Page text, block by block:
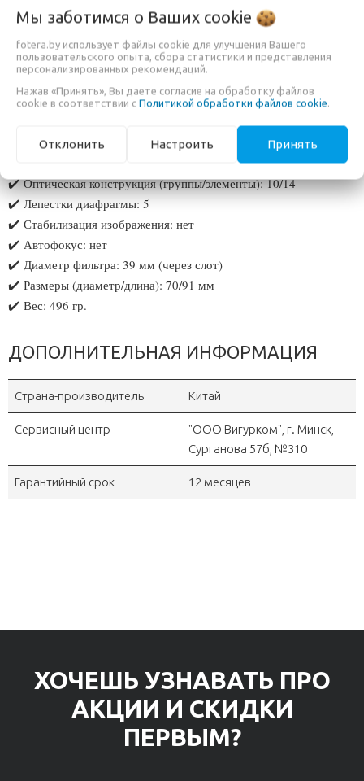
Спецификации:
✔️Фокусное расстояние: 10-18 мм
✔️Максимальное значение диафрагмы: F4.5-5.6
✔️Байонет: Sony FE
Совместимость: полнокадровые камеры
Угол обзора: 102° - 130°
Минимальное расстояние фокусировки: 0.15 м
✔️Оптическая конструкция (группы/элементы): 10/14
✔️ Лепестки диафрагмы: 5
✔️ Стабилизация изображения: нет
✔️ Автофокус: нет
✔️ Диаметр фильтра: 39 мм (через слот)
✔️ Размеры (диаметр/длина): 70/91 мм
✔️ Вес: 496 гр.
ДОПОЛНИТЕЛЬНАЯ ИНФОРМАЦИЯ
Страна-производитель Китай
Сервисный центр
"OOO Вигурком", г. Минск,
Сурганова 57б, №310
Гарантийный срок 12 месяцев
ХОЧЕШЬ УЗНАВАТЬ ПРО
АКЦИИ И СКИДКИ
ПЕРВЫМ?
Мы заботимся о Ваших cookie
fotera.by использует файлы cookie для улучшения Вашего
пользовательского опыта, сбора статистики и представления
персонализированных рекомендаций.
Нажав «Принять», Вы даете согласие на обработку файлов
cookie в соответствии с Политикой обработки файлов cookie.
Отклонить Настроить Принять